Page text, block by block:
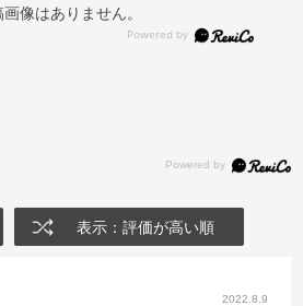
像はありません。
表示：評価が高い順
2022.8.9